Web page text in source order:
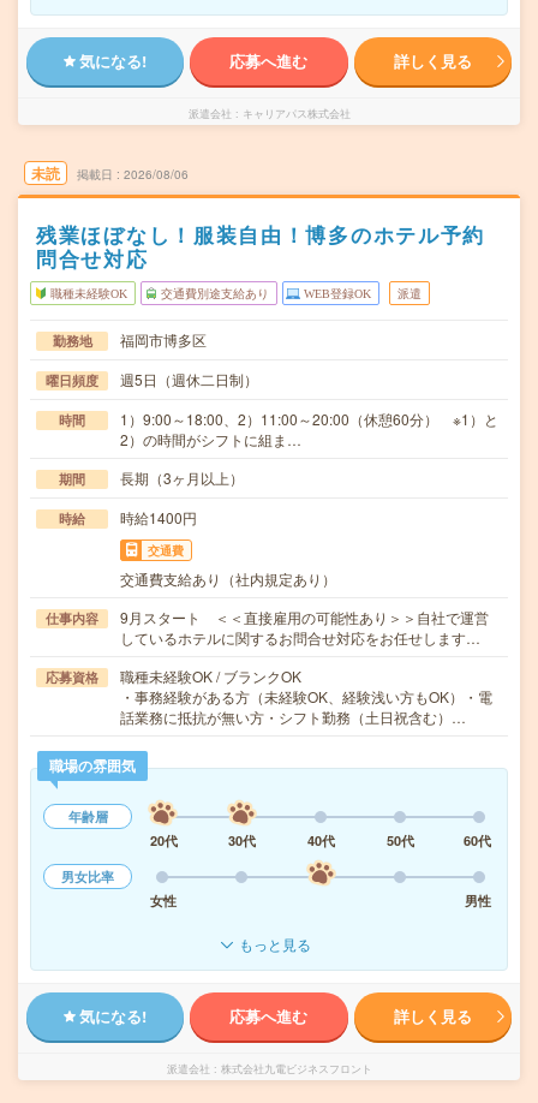
気になる! 応募へ進む 詳しく見る
派遣会社 キャリアパス株式会社
未読 掲載日 2026/08/06
残業ほぼなし！服装自由！博多のホテル予約
問合せ対応
職種未経験OK 交通費別途支給あり WEB登録OK 派遣
勤務地 福岡市博多区
曜日頻度 週5日（週休二日制）
時間
1）9:00～18:00、2）11:00～20:00（休憩60分） ※1）と
2）の時間がシフトに組ま…
期間 長期（3ヶ月以上）
時給 時給1400円
交通費
交通費支給あり（社内規定あり）
仕事内容
9月スタート ＜＜直接雇用の可能性あり＞＞自社で運営
しているホテルに関するお問合せ対応をお任せします…
応募資格
職種未経験OK / ブランクOK
・事務経験がある方（未経験OK、経験浅い方もOK）・電
話業務に抵抗が無い方・シフト勤務（土日祝含む）…
職場の雰囲気
年齢層
20代
30代 40代 50代
60代
男女比率
女性
男性
もっと見る
気になる! 応募へ進む 詳しく見る
派遣会社 株式会社九電ビジネスフロント